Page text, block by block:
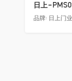
品牌: 日上门业